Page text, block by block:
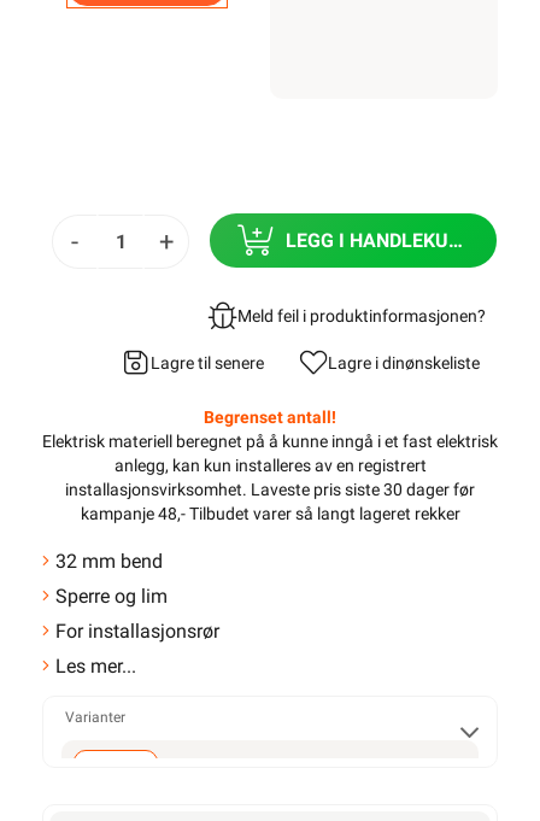
- + LEGG I HANDLEKURV
Meld feil i produktinformasjonen?
Lagre til senere Lagre i dinønskeliste
Begrenset antall!
Elektrisk materiell beregnet på å kunne inngå i et fast elektrisk
anlegg, kan kun installeres av en registrert
installasjonsvirksomhet. Laveste pris siste 30 dager før
kampanje 48,- Tilbudet varer så langt lageret rekker
32 mm bend
Sperre og lim
For installasjonsrør
Les mer...
Varianter